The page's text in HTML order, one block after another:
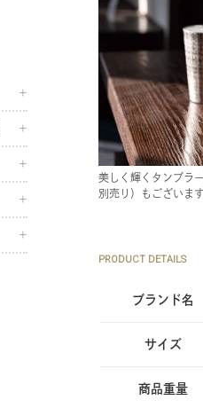
美しく輝くタンブラ
別売り）もございます
PRODUCT DETAILS
ブランド名
サイズ
商品重量